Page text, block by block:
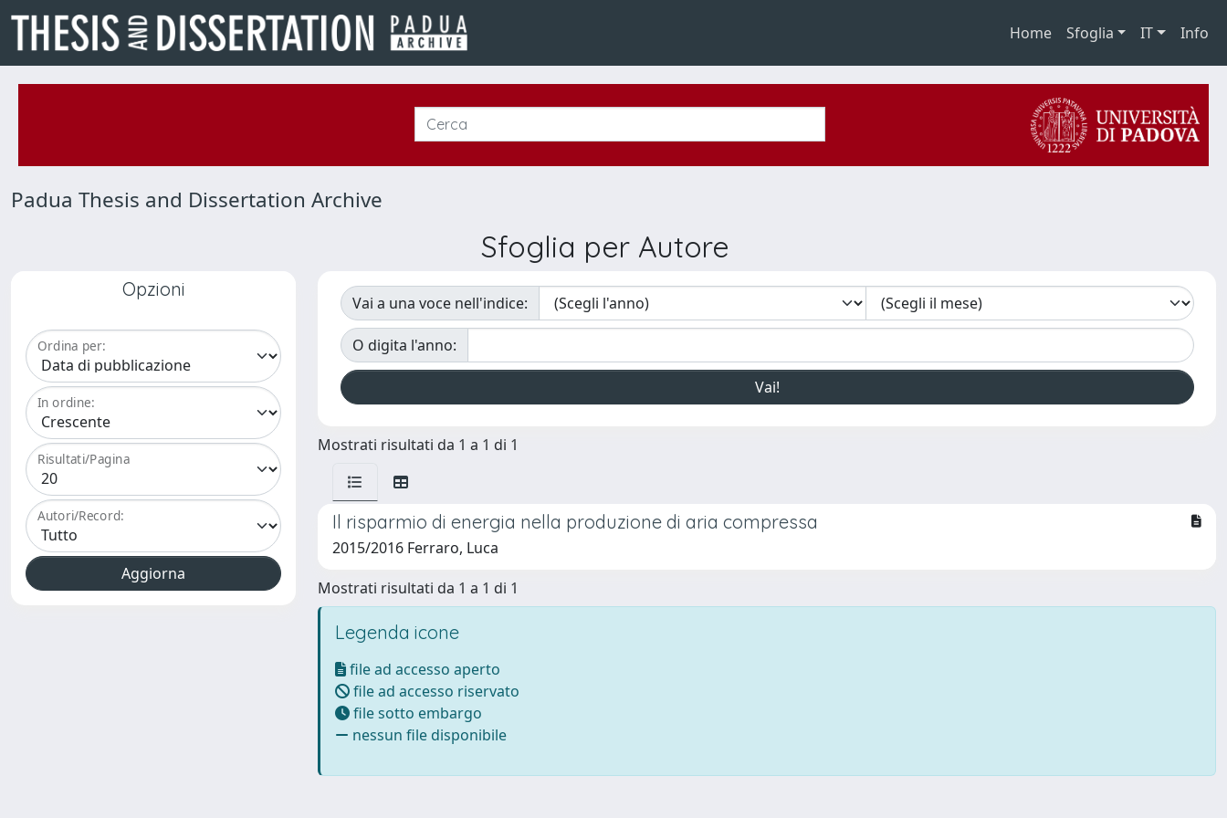
Home Sfoglia IT Info
Padua Thesis and Dissertation Archive
Sfoglia per Autore
Opzioni
Ordina per:
In ordine:
Risultati/Pagina
Autori/Record:
Vai a una voce nell'indice:
O digita l'anno:
Mostrati risultati da 1 a 1 di 1
Il risparmio di energia nella produzione di aria compressa
2015/2016 Ferraro, Luca
Mostrati risultati da 1 a 1 di 1
Legenda icone
file ad accesso aperto
file ad accesso riservato
file sotto embargo
nessun file disponibile